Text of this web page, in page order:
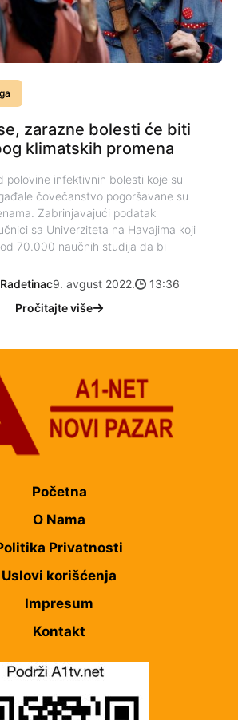
zarazne bolesti će biti
klimatskih promena
polovine infektivnih bolesti koje su
čovečanstvo pogoršavane su
Zabrinjavajući podatak
sa Univerziteta na Havajima koji
70.000 naučnih studija da bi
9. avgust 2022.
13:36
Pročitajte više
Početna
O Nama
Privatnosti
Uslovi korišćenja
Impresum
Kontakt